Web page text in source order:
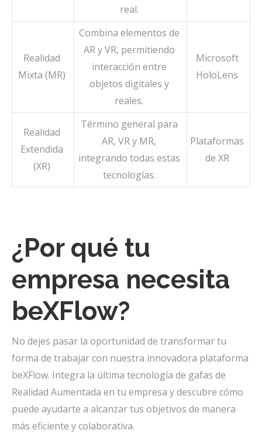
real.
Realidad
Mixta (MR)
Combina elementos de
AR y VR, permitiendo
interacción entre
objetos digitales y
reales.
Microsoft
HoloLens
Realidad
Extendida
(XR)
Término general para
AR, VR y MR,
integrando todas estas
tecnologías.
Plataformas
de XR
¿Por qué tu
empresa necesita
beXFlow?
No dejes pasar la oportunidad de transformar tu
forma de trabajar con nuestra innovadora plataforma
beXFlow. Integra la última tecnología de gafas de
Realidad Aumentada en tu empresa y descubre cómo
puede ayudarte a alcanzar tus objetivos de manera
más eficiente y colaborativa.